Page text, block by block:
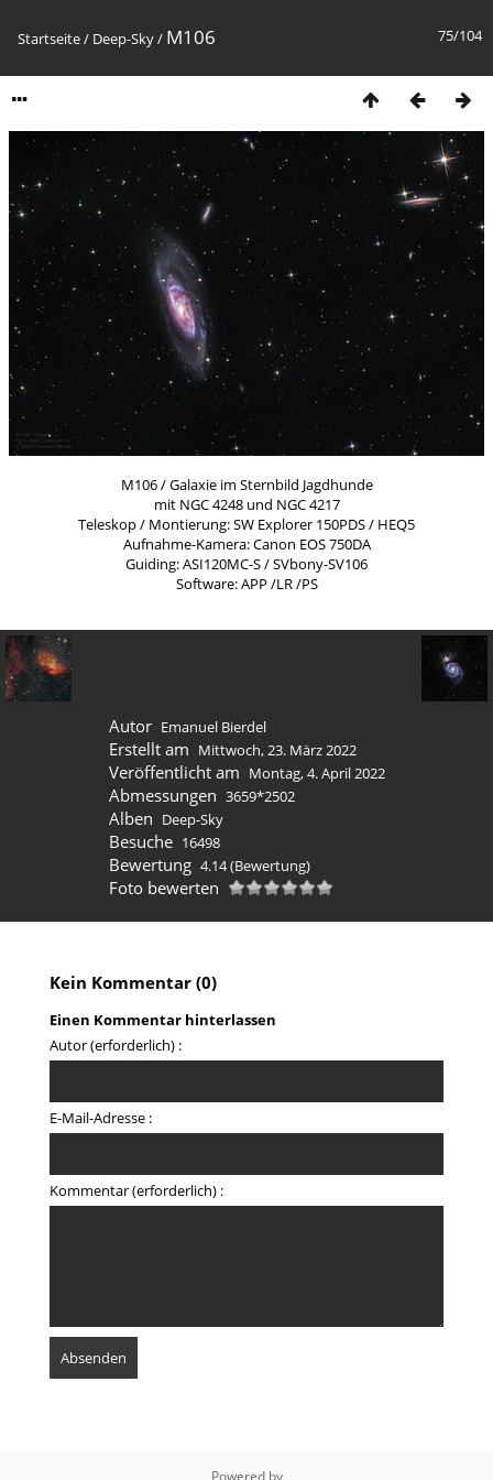
75/104
Startseite/ Deep-Sky/ M106
M106 / Galaxie im Sternbild Jagdhunde
mit NGC 4248 und NGC 4217
Teleskop / Montierung: SW Explorer 150PDS / HEQ5
Aufnahme-Kamera: Canon EOS 750DA
Guiding: ASI120MC-S / SVbony-SV106
Software: APP /LR /PS
Autor Emanuel Bierdel
Erstellt am Mittwoch, 23. März 2022
Veröffentlicht am Montag, 4. April 2022
Abmessungen 3659*2502
Alben Deep-Sky
Besuche 16498
Bewertung 4.14(Bewertung)
Foto bewerten
Kein Kommentar (0)
Einen Kommentar hinterlassen
Autor (erforderlich) :
E-Mail-Adresse :
Kommentar (erforderlich) :